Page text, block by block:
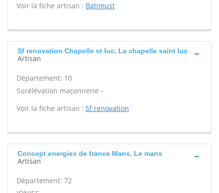
Voir la fiche artisan : Batimust
Sf renovation Chapelle st luc, La chapelle saint luc
Artisan
Département: 10
Surélévation maçonnerie -
Voir la fiche artisan : Sf renovation
Concept energies de france Mans, Le mans
Artisan
Département: 72